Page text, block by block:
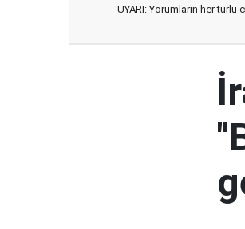
UYARI: Yorumların her